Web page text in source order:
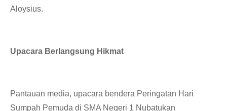
Aloysius.
Upacara Berlangsung Hikmat
Pantauan media, upacara bendera Peringatan Hari
Sumpah Pemuda di SMA Negeri 1 Nubatukan